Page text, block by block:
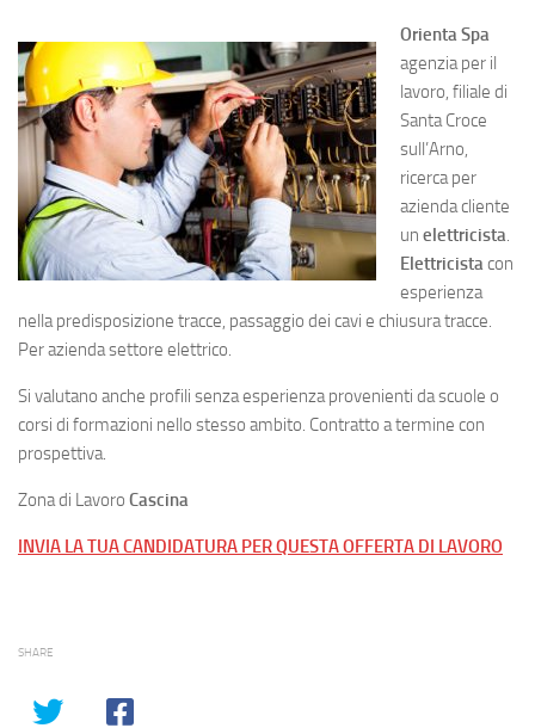
Orienta Spa
agenzia per il
lavoro, filiale di
Santa Croce
sull’Arno,
ricerca per
azienda cliente
un elettricista.
Elettricistacon
esperienza
nella predisposizione tracce, passaggio dei cavi e chiusura tracce.
Per azienda settore elettrico.
Si valutano anche profili senza esperienza provenienti da scuole o
corsi di formazioni nello stesso ambito. Contratto a termine con
prospettiva.
Zona di Lavoro Cascina
INVIA LA TUA CANDIDATURA PER QUESTA OFFERTA DI LAVORO
SHARE